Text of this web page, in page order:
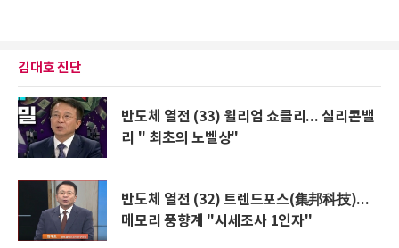
김대호 진단
반도체 열전 (33) 윌리엄 쇼클리... 실리콘밸
리 " 최초의 노벨상"
반도체 열전 (32) 트렌드포스(集邦科技)...
메모리 풍향계 "시세조사 1인자"